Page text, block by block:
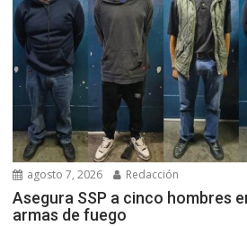
agosto 7, 2026 Redacción
Asegura SSP a cinco hombres
armas de fuego